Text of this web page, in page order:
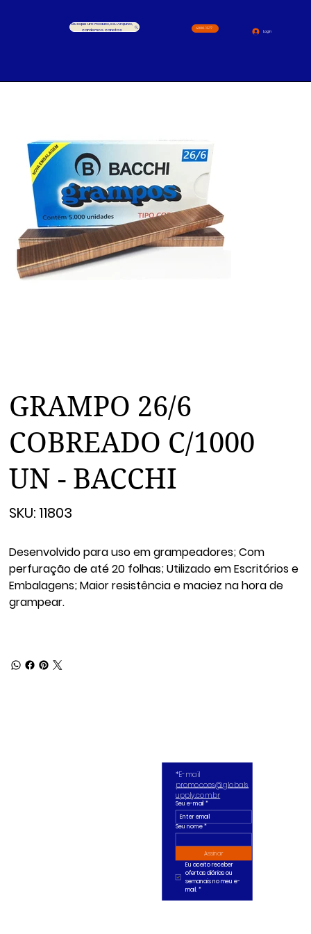
Busque um Produto, ex.: Arquivo,
cardernos, canetas
4000-1517
Login
GRAMPO 26/6
COBREADO C/1000
UN - BACCHI
SKU:
11803
11803
Desenvolvido para uso em grampeadores; Com
perfuração de até 20 folhas; Utilizado em Escritórios e
Embalagens; Maior resistência e maciez na hora de
grampear.
promocoes@globals
upply.com.br
Seu e-mail *
Seu nome *
Assinar
Eu aceito receber
ofertas diárias ou
semanais no meu e-
mail. *